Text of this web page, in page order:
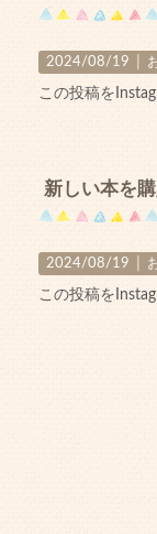
2024/08/19 │
この投稿を
新しい本を
2024/08/19 │
この投稿を